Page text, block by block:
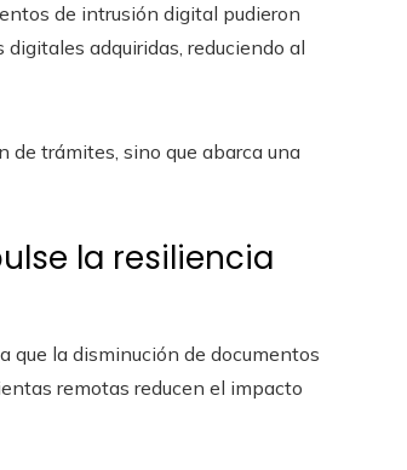
de intrusión digital pudieron
adquiridas, reduciendo al
de trámites, sino que abarca una
la resiliencia
la disminución de documentos
remotas reducen el impacto